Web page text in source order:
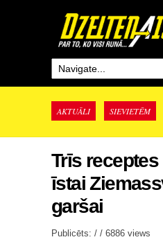
AKTUĀLI SIEVIETĒM
Trīs
īstai
garšai
Publicēts: / / 6886 views